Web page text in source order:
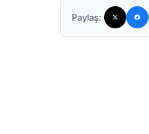
Paylaş: